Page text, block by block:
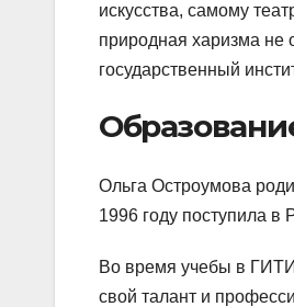
искусства, самому
природная харизма не
государственный
Ольга Остроумова
1996 году поступила в
Во время учебы в
свой талант и